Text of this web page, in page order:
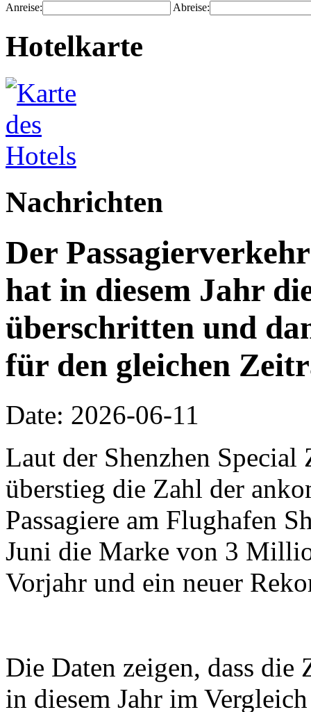
Anreise: Abreise:
Hotelkarte
Nachrichten
Der
hat in diesem Jahr
überschritten und
für den gleichen
Date: 2026-06-11
Laut der Shenzhen
überstieg die Zahl der
Passagiere am Flughafen
Juni die Marke von 3
Vorjahr und ein neuer
Die Daten zeigen, dass die
in diesem Jahr im